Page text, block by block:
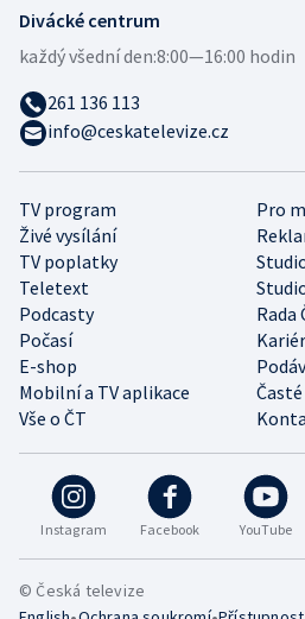
Instagram Facebook YouTube
TV program
Pro
Živé vysílání
TV poplatky
Teletext
Podcasty
Rada
Počasí
E-shop
Mobilní a TV aplikace
Vše o ČT
Divácké centrum
každý všední den:8:00—16:00 hodin
261 136 113
info@ceskatelevize.cz
© Česká televize